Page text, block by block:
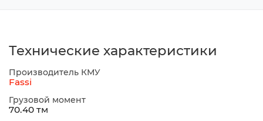
Технические характеристики
Производитель КМУ
Fassi
Грузовой момент
70.40 тм